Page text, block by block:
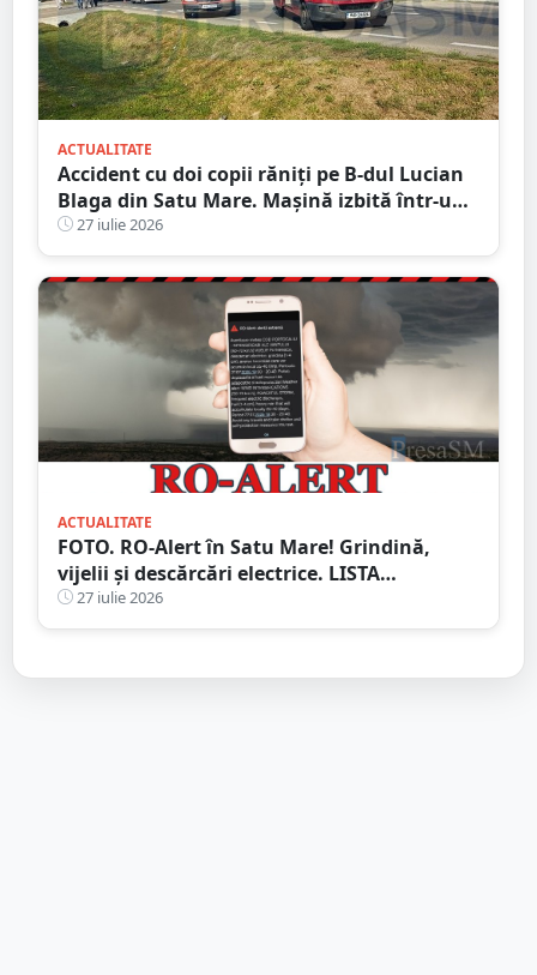
ACTUALITATE
Accident cu doi copii răniți pe B-dul Lucian
Blaga din Satu Mare. Mașină izbită într-un
stâlp
27 iulie 2026
ACTUALITATE
FOTO. RO-Alert în Satu Mare! Grindină,
vijelii și descărcări electrice. LISTA
localităților vizate
27 iulie 2026